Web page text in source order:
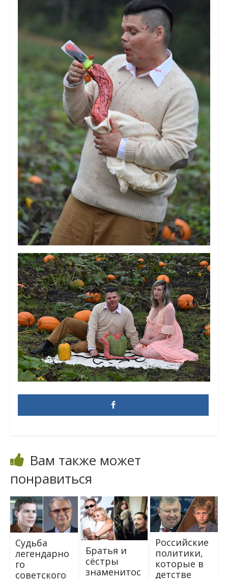
Вам также может
понравиться
Судьба
легендарно
го
советского
Братья и
сёстры
знаменитос
Российские
политики,
которые в
детстве